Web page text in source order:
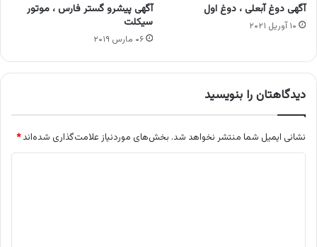
آگهی دوغ آبعلی ، دوغ اول
۱۰ آوریل ۲۰۲۱
آگهی پیشرو گستر فارس ، موتور
سیکلت
۰۶ مارس ۲۰۱۹
دیدگاهتان را بنویسید
نشانی ایمیل شما منتشر نخواهد شد. بخش‌های موردنیاز علامت‌گذاری شده‌اند*